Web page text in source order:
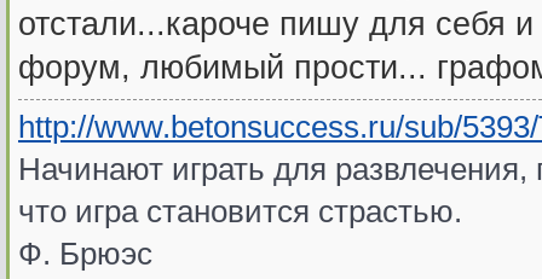
отстали...кароче пишу для себя
форум, любимый прости...
http://www.betonsuccess.ru/sub/
Начинают играть для
что игра становится страстью.
Ф. Брюэс